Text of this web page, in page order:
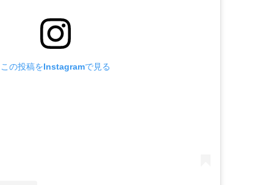
この投稿をInstagramで見る